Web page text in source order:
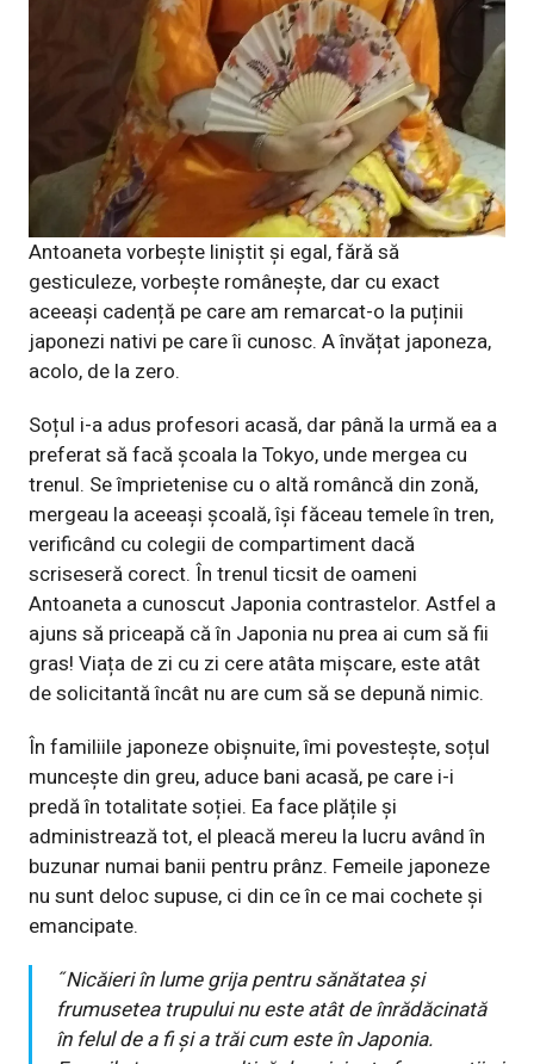
Antoaneta vorbește liniștit și egal, fără să
gesticuleze, vorbește românește, dar cu exact
aceeași cadență pe care am remarcat-o la puținii
japonezi nativi pe care îi cunosc. A învățat japoneza,
acolo, de la zero.
Soțul i-a adus profesori acasă, dar până la urmă ea a
preferat să facă școala la Tokyo, unde mergea cu
trenul. Se împrietenise cu o altă româncă din zonă,
mergeau la aceeași școală, își făceau temele în tren,
verificând cu colegii de compartiment dacă
scriseseră corect. În trenul ticsit de oameni
Antoaneta a cunoscut Japonia contrastelor. Astfel a
ajuns să priceapă că în Japonia nu prea ai cum să fii
gras! Viața de zi cu zi cere atâta mișcare, este atât
de solicitantă încât nu are cum să se depună nimic.
În familiile japoneze obișnuite, îmi povestește, soțul
muncește din greu, aduce bani acasă, pe care i-i
predă în totalitate soției. Ea face plățile și
administrează tot, el pleacă mereu la lucru având în
buzunar numai banii pentru prânz. Femeile japoneze
nu sunt deloc supuse, ci din ce în ce mai cochete și
emancipate.
˝Nicăieri în lume grija pentru sănătatea și
frumusetea trupului nu este atât de înrădăcinată
în felul de a fi și a trăi cum este în Japonia.